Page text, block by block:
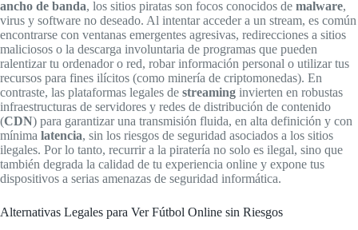
ancho de banda, los sitios piratas son focos conocidos de malware,
virus y software no deseado. Al intentar acceder a un stream, es común
encontrarse con ventanas emergentes agresivas, redirecciones a sitios
maliciosos o la descarga involuntaria de programas que pueden
ralentizar tu ordenador o red, robar información personal o utilizar tus
recursos para fines ilícitos (como minería de criptomonedas). En
contraste, las plataformas legales de streaming invierten en robustas
infraestructuras de servidores y redes de distribución de contenido
(CDN) para garantizar una transmisión fluida, en alta definición y con
mínima latencia, sin los riesgos de seguridad asociados a los sitios
ilegales. Por lo tanto, recurrir a la piratería no solo es ilegal, sino que
también degrada la calidad de tu experiencia online y expone tus
dispositivos a serias amenazas de seguridad informática.
Alternativas Legales para Ver Fútbol Online sin Riesgos